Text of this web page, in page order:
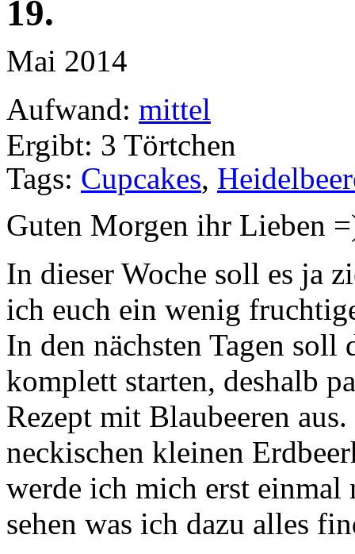
19.
Mai 2014
Aufwand: mittel
Ergibt: 3 Törtchen
Tags: Cupcakes,
Guten Morgen ihr Lieben
In dieser Woche soll es ja
ich euch ein wenig
In den nächsten Tagen soll
komplett starten, deshalb
Rezept mit Blaubeeren
neckischen kleinen
werde ich mich erst
sehen was ich dazu alles